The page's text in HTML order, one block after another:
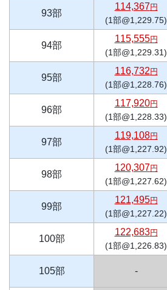
93部
114,367円
(1部@1,229.75)
94部
115,555円
(1部@1,229.31)
95部
116,732 円
(1部@1,228.76)
96部
117,920円
(1部@1,228.33)
97部
119,108円
(1部@1,227.92)
98部
120,307円
(1部@1,227.62)
99部
121,495円
(1部@1,227.22)
100部
122,683円
(1部@1,226.83)
105部 -